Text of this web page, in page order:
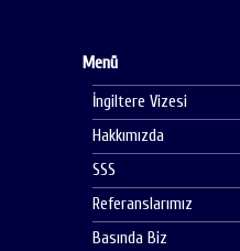
Menü
İngiltere Vizesi
Hakkımızda
SSS
Referanslarımız
Basında Biz